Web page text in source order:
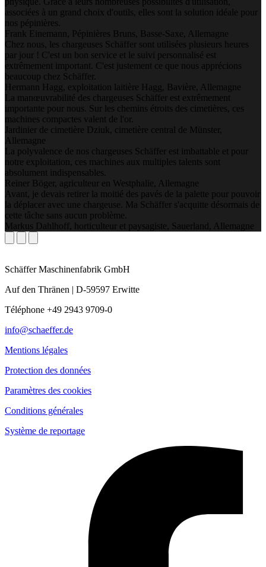
associées à un grand choix d'outils, elles sont la solution idéale pour
nos pépinières.
Frank Einemann, Pépinières Bruns, Basse-Saxe, Allemagne
Chez nous, les chargeuses Schäffer sont utilisées plusieurs heures
par jour ! C'est un bon service et le suivi personnalisé est
extrêmement important. C'est justement ce que nous apprécions
beaucoup chez Schäffer.
Hermann Hagg, exploitation laitière Hagg, Bavière, Allemagne
La manœuvrabilité des chargeuses Schäffer est extrêmement
importante pour nous. Sur les chemins étroits des cimetières, ces
machines compactes valent de l'or.
Jardinier de cimetière Dziuk, cimetière central de Münster,
Allemagne
La polyvalence de nos chargeuses Schäffer est imbattable et pour
notre exploitation, ces machines aux multiples talents sont
absolument indispensables.
Reiner Böger, agriculteur en Westphalie, Allemagne
Avant, je devais retirer la moitié des pavés de la palette pour pouvoir
la déplacer avec une chargeuse. Ma Schäffer s'acquitte désormais de
cette tâche sans aucun problème.
Markus Dahlhoff, horticulteur et paysagiste, Sauerland, Allemagne
Schäffer Maschinenfabrik GmbH
Auf den Thränen | D-59597 Erwitte
Téléphone +49 2943 9709-0
info@schaeffer.de
Mentions légales
Protection des données
Paramètres des cookies
Conditions générales
Système de reportage